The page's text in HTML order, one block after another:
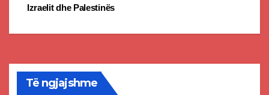
Izraelit dhe Palestinës
Të ngjajshme